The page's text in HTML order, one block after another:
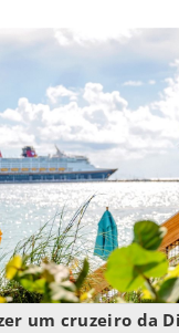
um cruzeiro da